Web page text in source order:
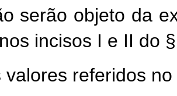
serão objeto da
incisos I e II do
valores referidos no